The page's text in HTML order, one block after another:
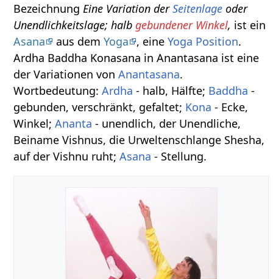
BezeichnungEine Variation derSeitenlage oder
Unendlichkeitslage; halbgebundener Winkel, ist ein
Asana
aus demYoga , eineYoga Position.
Ardha Baddha Konasana in Anantasana ist eine
der Variationen vonAnantasana.
Wortbedeutung:Ardha - halb, Hälfte; Baddha -
gebunden, verschränkt, gefaltet; Kona - Ecke,
Winkel;Ananta - unendlich, der Unendliche,
Beiname Vishnus, die Urweltenschlange Shesha,
auf der Vishnu ruht;Asana - Stellung.